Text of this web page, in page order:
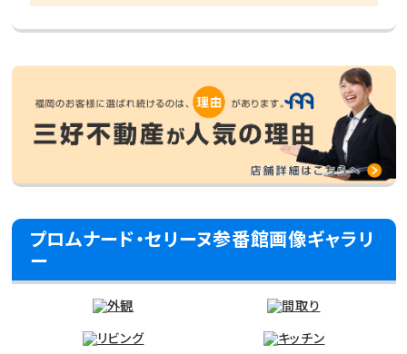
プロムナード・セリーヌ参番館画像ギャラリ
ー